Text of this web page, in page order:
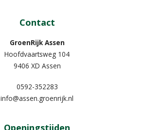
Contact
GroenRijk Assen
Hoofdvaartsweg 104
9406 XD Assen
0592-352283
info@assen.groenrijk.nl